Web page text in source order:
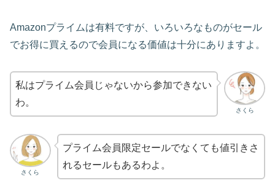
Amazonプライムは有料ですが、いろいろなものがセール
でお得に買えるので会員になる価値は十分にありますよ。
さくら
私はプライム会員じゃないから参加できない
わ。
さくら
プライム会員限定セールでなくても値引きさ
れるセールもあるわよ。